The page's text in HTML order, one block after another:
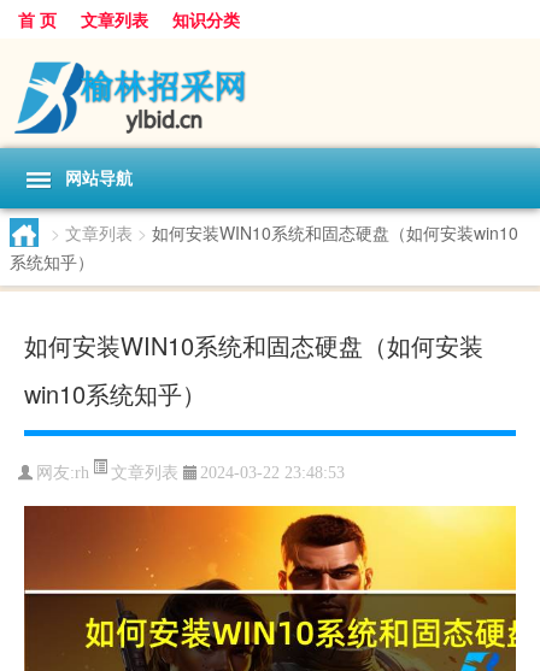
首 页 文章列表 知识分类
网站导航
> 文章列表 > 如何安装WIN10系统和固态硬盘（如何安装win10
系统知乎）
如何安装WIN10系统和固态硬盘（如何安装
win10系统知乎）
网友:rh 文章列表 2024-03-22 23:48:53